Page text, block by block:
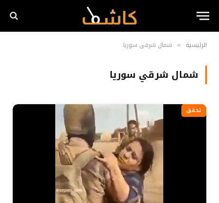
الرئيسية » شمال شرقي سوريا
شمال شرقي سوريا
تحقق